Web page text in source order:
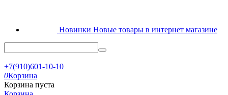
Новинки Новые товары в интернет магазине
+7(910)601-10-10
0Корзина
Корзина пуста